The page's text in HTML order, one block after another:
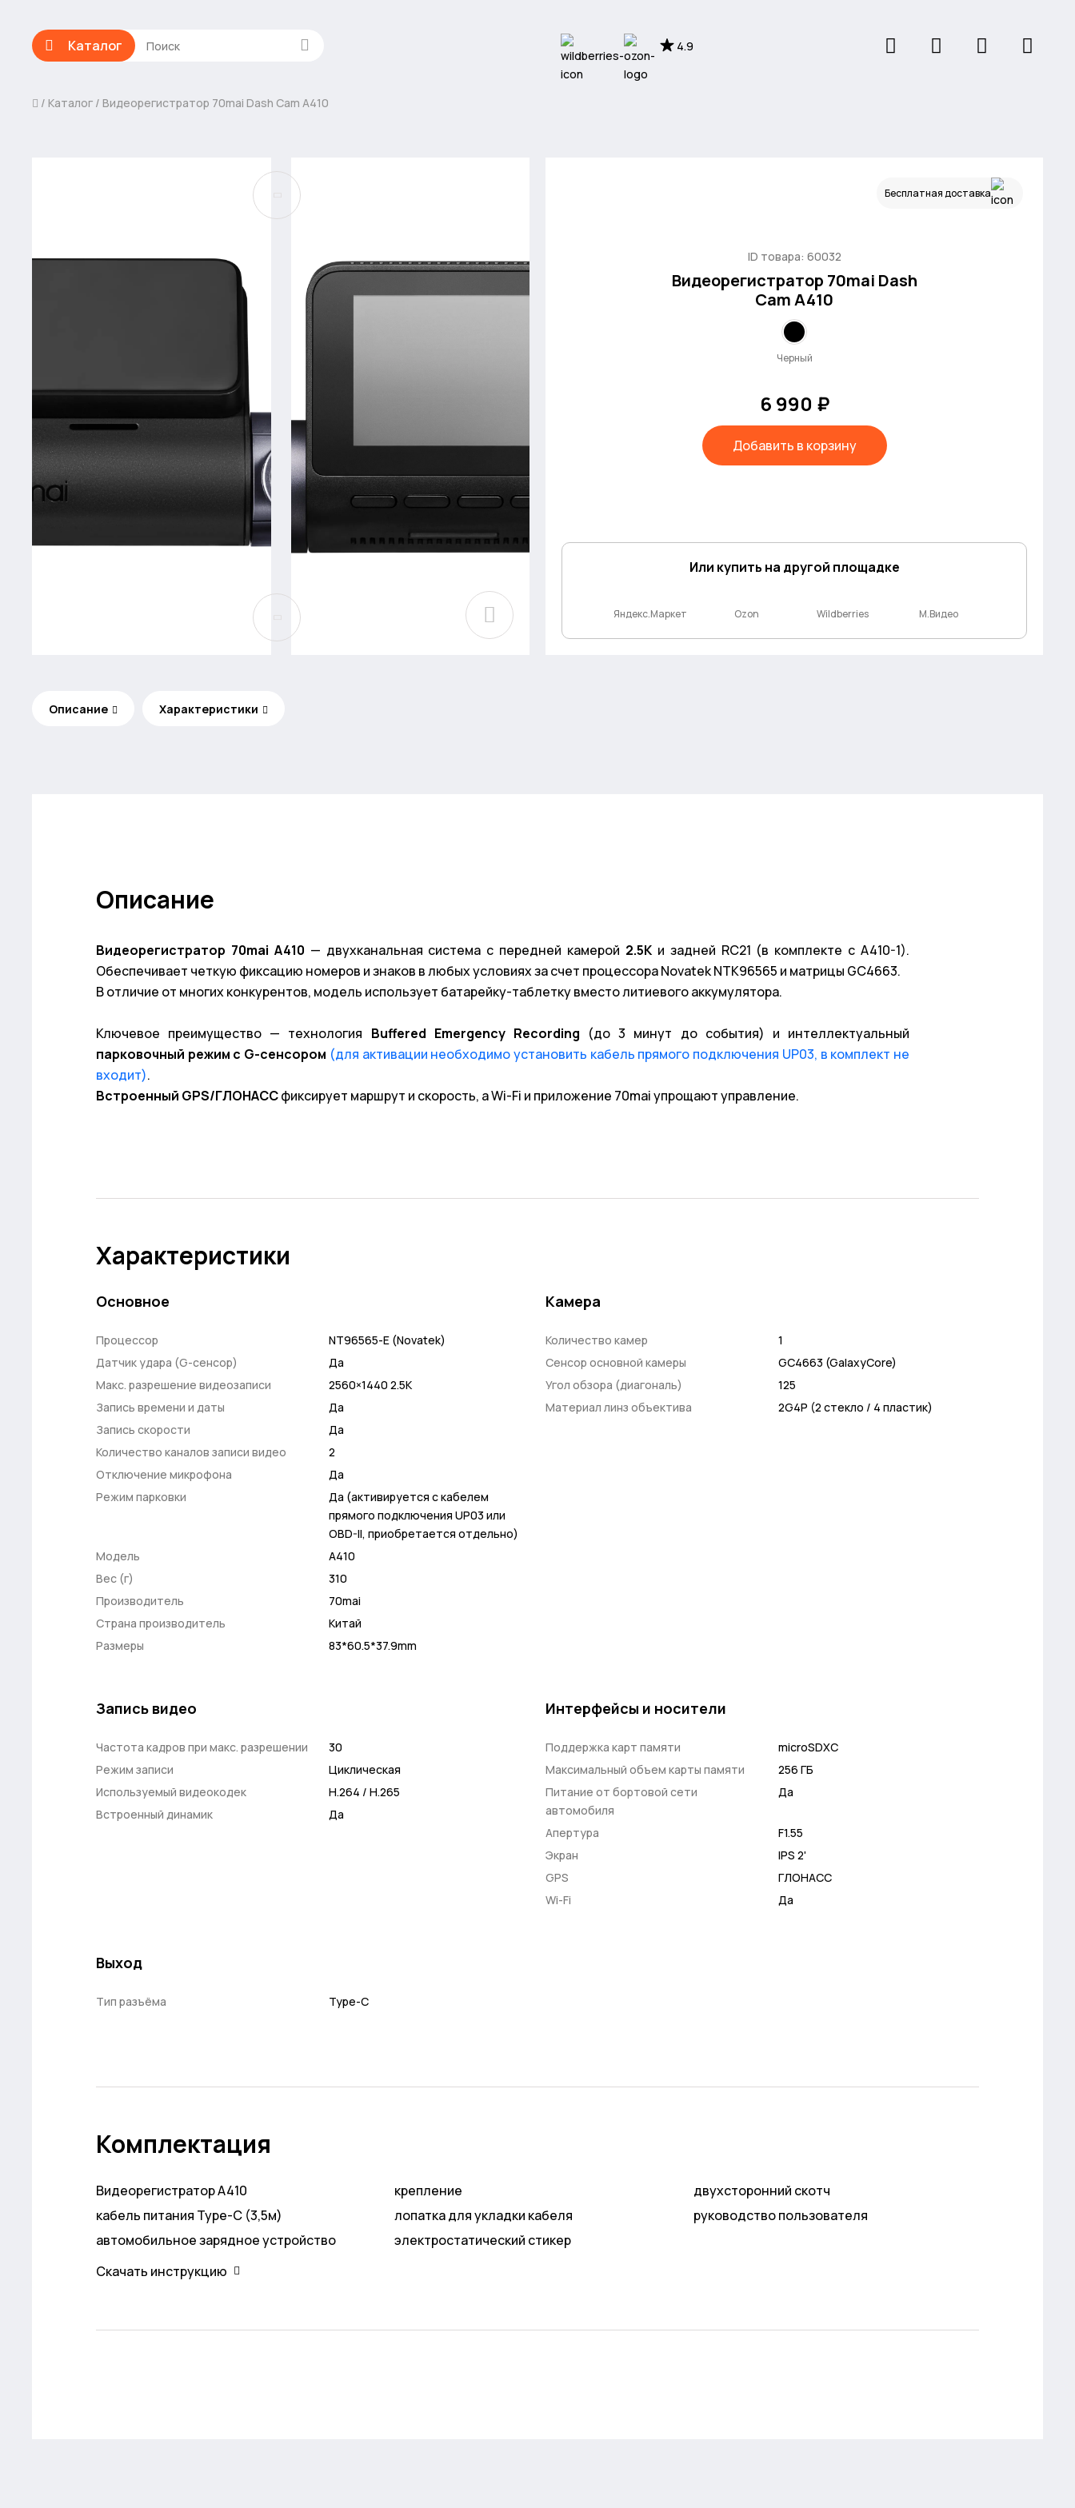
Каталог 4.9
Каталог Видеорегистратор 70mai Dash Cam A410
Бесплатная доставка
ID товара: 60032
Видеорегистратор 70mai Dash
Cam A410
Черный
6 990 ₽
Добавить в корзину
Или купить на другой площадке
Яндекс.Маркет Ozon Wildberries М.Видео
Описание Характеристики
Описание
Видеорегистратор 70mai A410 — двухканальная система с передней камерой 2.5Kи задней RC21 (в комплекте с A410-1).
Обеспечивает четкую фиксацию номеров и знаков в любых условиях за счет процессора Novatek NTK96565 и матрицы GC4663.
В отличие от многих конкурентов, модель использует батарейку-таблетку вместо литиевого аккумулятора.
Ключевое преимущество — технология Buffered Emergency Recording (до 3 минут до события) и интеллектуальный
парковочный режим с G-сенсором (для активации необходимо установить кабель прямого подключения UP03, в комплект не
входит).
Встроенный GPS/ГЛОНАССфиксирует маршрут и скорость, а Wi-Fi и приложение 70mai упрощают управление.
Характеристики
Основное
Процессор
NT96565-E (Novatek)
Датчик удара (G-сенсор)
Да
Макс. разрешение видеозаписи
2560×1440 2.5K
Запись времени и даты
Да
Запись скорости
Да
Количество каналов записи видео
2
Отключение микрофона
Да
Режим парковки
Да (активируется с кабелем
прямого подключения UP03 или
OBD-II, приобретается отдельно)
Модель
A410
Вес (г)
310
Производитель
70mai
Страна производитель
Китай
Размеры
83*60.5*37.9mm
Камера
Количество камер
1
Сенсор основной камеры
GC4663 (GalaxyCore)
Угол обзора (диагональ)
125
Материал линз объектива
2G4P (2 стекло / 4 пластик)
Запись видео
Частота кадров при макс. разрешении
30
Режим записи
Циклическая
Используемый видеокодек
H.264 / H.265
Встроенный динамик
Да
Интерфейсы и носители
Поддержка карт памяти
microSDXC
Максимальный объем карты памяти
256 ГБ
Питание от бортовой сети
автомобиля
Да
Апертура
F1.55
Экран
IPS 2'
GPS
ГЛОНАСС
Wi-Fi
Да
Выход
Тип разъёма Type-C
Комплектация
Видеорегистратор A410
кабель питания Type-C (3,5м)
автомобильное зарядное устройство
крепление
лопатка для укладки кабеля
электростатический стикер
двухсторонний скотч
руководство пользователя
Скачать инструкцию